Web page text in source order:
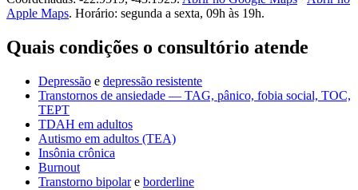
Apple Maps. Horário: segunda a sexta, 09h às 19h.
Quais condições o consultório atende
Depressão e depressão resistente
Transtornos de ansiedade — TAG, pânico, fobia social, TOC,
TEPT
TDAH em adultos
Autismo em adultos (TEA)
Insônia crônica
Burnout
Transtorno bipolare borderline